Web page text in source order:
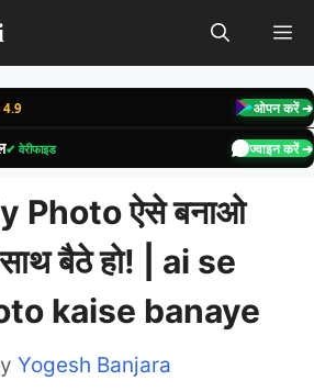
ओपन करें ➔
✔ वेरीफाइड ज्वाइन करें ➔
Photo ऐसे बनाओ
बैठे हो! | ai se
kaise banaye
Yogesh Banjara